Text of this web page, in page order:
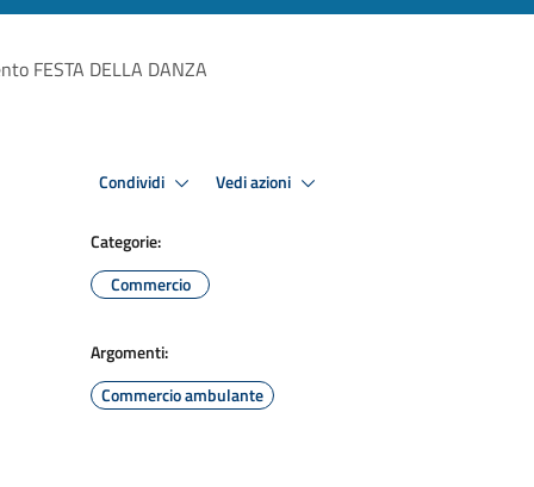
FESTA DELLA DANZA
Condividi Vedi azioni
Categorie:
Commercio
Argomenti:
Commercio ambulante